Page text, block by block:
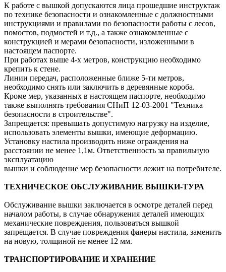
К работе с вышкой допускаются лица прошедшие инструктаж
по технике безопасности и ознакомленные с должностными
инструкциями и правилами по безопасности работы с лесов,
помостов, подмостей и т.д., а также ознакомленные с
конструкцией и мерами безопасности, изложенными в
настоящем паспорте.
При работах выше 4-х метров, конструкцию необходимо
крепить к стене.
Линии передач, расположенные ближе 5-ти метров,
необходимо снять или заключить в деревянные короба.
Кроме мер, указанных в настоящем паспорте, необходимо
также выполнять требования СНиП 12-03-2001 "Техника
безопасности в строительстве".
Запрещается: превышать допустимую нагрузку на изделие,
использовать элементы вышки, имеющие деформацию.
Установку настила производить ниже ограждения на
расстоянии не менее 1,1м. Ответственность за правильную
эксплуатацию
вышки и соблюдение мер безопасности лежит на потребителе.
ТЕХНИЧЕСКОЕ ОБСЛУЖИВАНИЕ ВЫШКИ-ТУРА
Обслуживание вышки заключается в осмотре деталей перед
началом работы, в случае обнаружения деталей имеющих
механические повреждения, пользоваться вышкой
запрещается. В случае повреждения фанеры настила, заменить
на новую, толщиной не менее 12 мм.
ТРАНСПОРТИРОВАНИЕ И ХРАНЕНИЕ